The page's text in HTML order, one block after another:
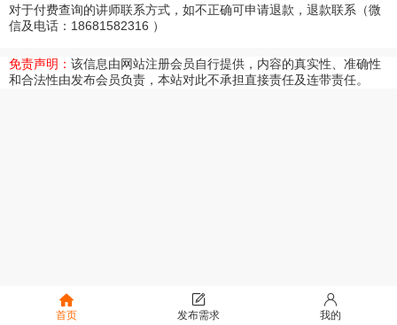
对于付费查询的讲师联系方式，如不正确可申请退款，退款联系（微
信及电话：18681582316 ）
免责声明： 该信息由网站注册会员自行提供，内容的真实性、准确性
和合法性由发布会员负责，本站对此不承担直接责任及连带责任。
首页 发布需求 我的